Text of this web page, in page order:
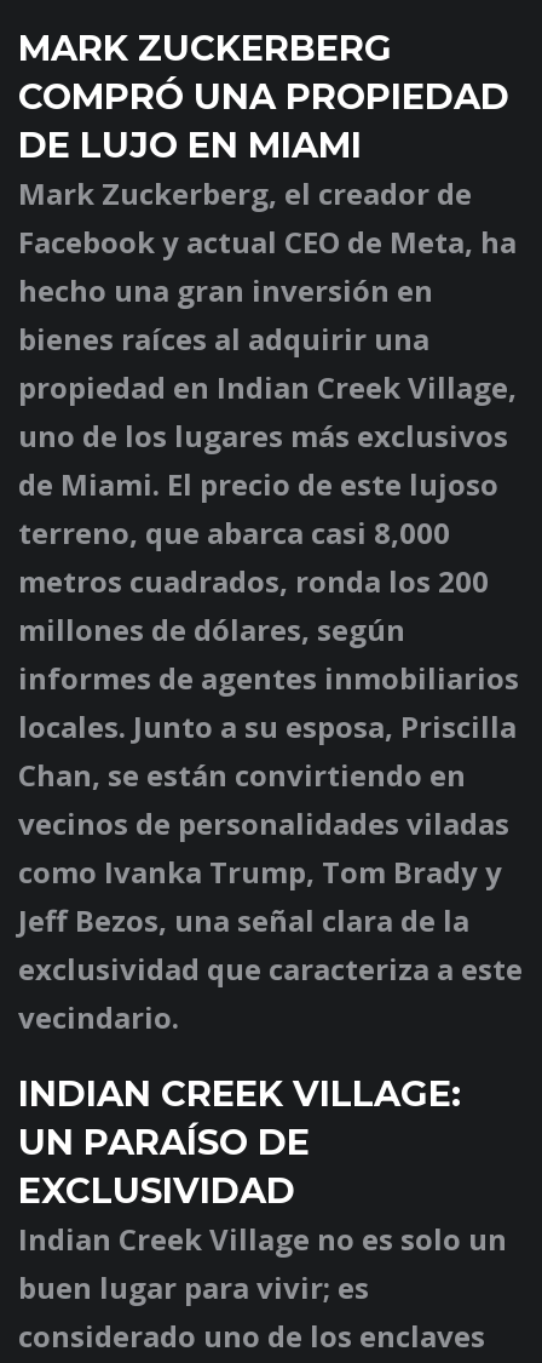
MARK ZUCKERBERG
COMPRÓ UNA PROPIEDAD
DE LUJO EN MIAMI
Mark Zuckerberg, el creador de
Facebook y actual CEO de Meta, ha
hecho una gran inversión en
bienes raíces al adquirir una
propiedad en Indian Creek Village,
uno de los lugares más exclusivos
de Miami. El precio de este lujoso
terreno, que abarca casi 8,000
metros cuadrados, ronda los 200
millones de dólares, según
informes de agentes inmobiliarios
locales. Junto a su esposa, Priscilla
Chan, se están convirtiendo en
vecinos de personalidades viladas
como Ivanka Trump, Tom Brady y
Jeff Bezos, una señal clara de la
exclusividad que caracteriza a este
vecindario.
INDIAN CREEK VILLAGE:
UN PARAÍSO DE
EXCLUSIVIDAD
Indian Creek Village no es solo un
buen lugar para vivir; es
considerado uno de los enclaves